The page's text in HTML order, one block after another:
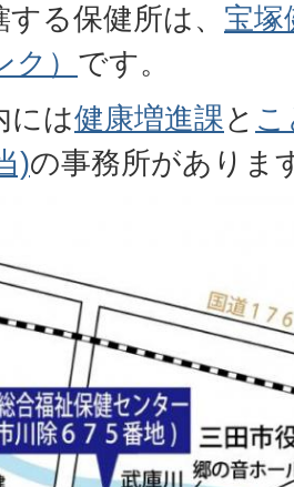
る保健所は、 宝塚
） です。
には健康増進課と
)の事務所がありま